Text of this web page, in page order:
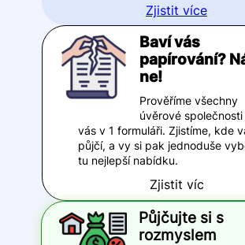
Zjistit více
Baví vás
papírování?
ne!
Prověříme všechny
úvěrové společnosti
vás v 1 formuláři. Zjistíme, kde
půjčí, a vy si pak jednoduše
tu nejlepší nabídku.
Zjistit víc
Půjčujte si s
rozmyslem